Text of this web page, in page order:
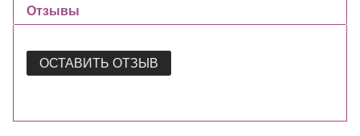
Отзывы
ОСТАВИТЬ ОТЗЫВ